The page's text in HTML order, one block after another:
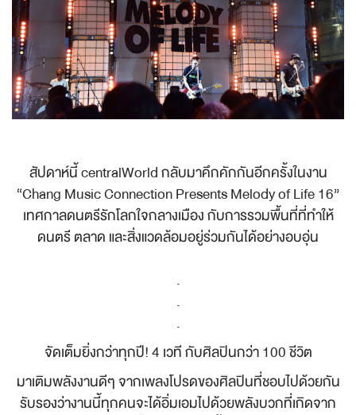
สัปดาห์นี้ centralWorld กลับมาคึกคักกันอีกครั้งในงาน
“Chang Music Connection Presents Melody of Life 16”
เทศกาลดนตรีรักโลกใจกลางเมือง กับการรวมพื้นที่ที่ทำให้
ดนตรี ตลาด และสิ่งแวดล้อมอยู่ร่วมกันได้อย่างอบอุ่น
.
.
.
จัดเต็มยิ่งกว่าทุกปี! 4 เวที กับศิลปินกว่า 100 ชีวิต
มาเติมพลังงานดีๆ จากเพลงโปรดของศิลปินที่ชอบไปด้วยกัน
รับรองว่างานนี้ทุกคนจะได้อิ่มเอมไปด้วยพลังบวกที่เกิดจาก